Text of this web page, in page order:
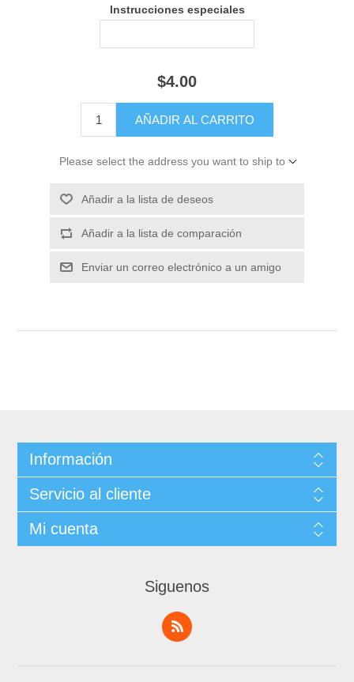
Instrucciones especiales
$4.00
Please select the address you want to ship to
Información
Servicio al cliente
Mi cuenta
Siguenos